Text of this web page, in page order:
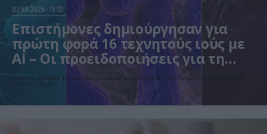
07.08.2026 15:10
Επιστήμονες δημιούργησαν για
πρώτη φορά 16 τεχνητούς ιούς με
AI – Οι προειδοποιήσεις για τη
βιοασφάλεια
Ερευνητές σχεδίασαν 16 νέους βακτηριοφάγους με τη βοήθεια Τεχνητής Νοημοσύνης που εξοντώνουν
ανθεκτικά μικρόβια